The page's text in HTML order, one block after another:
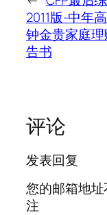
2011版-中年
钟金贵家庭
告书
评论
发表回复
您的邮箱地址
注